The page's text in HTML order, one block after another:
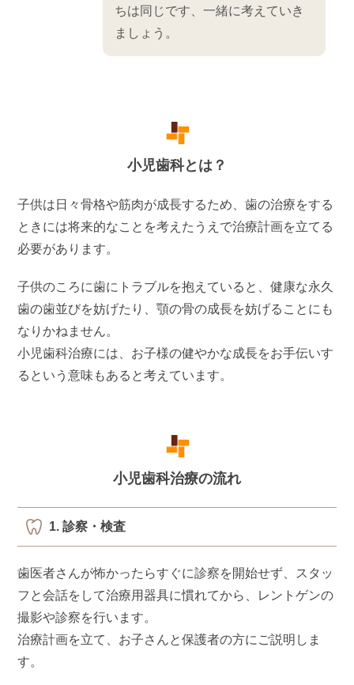
ちは同じです、一緒に考えていき
ましょう。
小児歯科とは？
子供は日々骨格や筋肉が成長するため、歯の治療をする
ときには将来的なことを考えたうえで治療計画を立てる
必要があります。
子供のころに歯にトラブルを抱えていると、健康な永久
歯の歯並びを妨げたり、顎の骨の成長を妨げることにも
なりかねません。
小児歯科治療には、お子様の健やかな成長をお手伝いす
るという意味もあると考えています。
小児歯科治療の流れ
1. 診察・検査
歯医者さんが怖かったらすぐに診察を開始せず、スタッ
フと会話をして治療用器具に慣れてから、レントゲンの
撮影や診察を行います。
治療計画を立て、お子さんと保護者の方にご説明しま
す。